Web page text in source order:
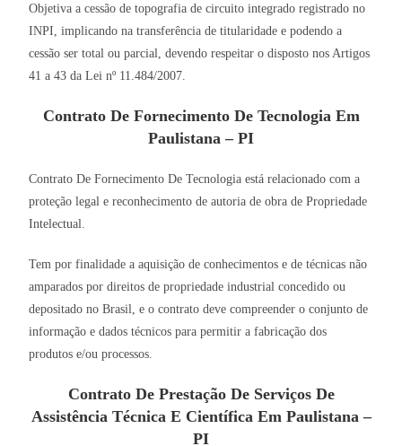
Objetiva a cessão de topografia de circuito integrado registrado no
INPI, implicando na transferência de titularidade e podendo a
cessão ser total ou parcial, devendo respeitar o disposto nos Artigos
41 a 43 da Lei nº 11.484/2007.
Contrato De Fornecimento De Tecnologia Em
Paulistana – PI
Contrato De Fornecimento De Tecnologia está relacionado com a
proteção legal e reconhecimento de autoria de obra de Propriedade
Intelectual.
Tem por finalidade a aquisição de conhecimentos e de técnicas não
amparados por direitos de propriedade industrial concedido ou
depositado no Brasil, e o contrato deve compreender o conjunto de
informação e dados técnicos para permitir a fabricação dos
produtos e/ou processos.
Contrato De Prestação De Serviços De
Assistência Técnica E Científica Em Paulistana –
PI